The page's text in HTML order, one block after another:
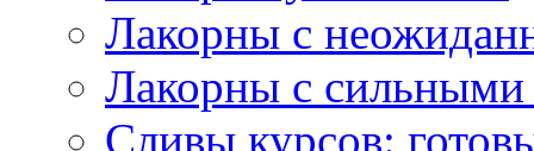
Лакорны с
Лакорны с сильными
Сливы курсов: